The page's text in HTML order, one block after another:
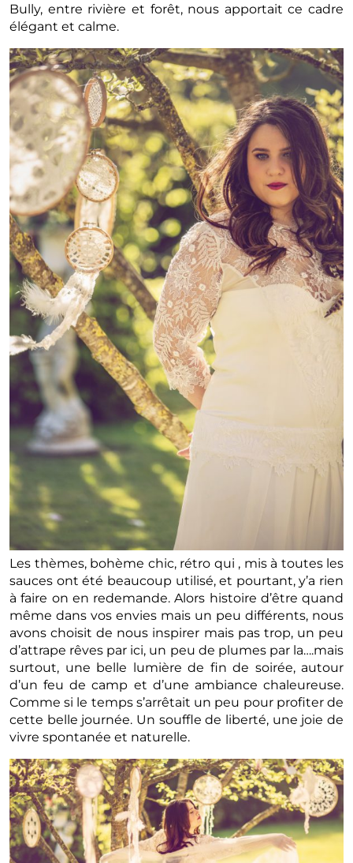
Bully, entre rivière et forêt, nous apportait ce cadre
élégant et calme.
Les thèmes, bohème chic, rétro qui , mis à toutes les
sauces ont été beaucoup utilisé, et pourtant, y’a rien
à faire on en redemande. Alors histoire d’être quand
même dans vos envies mais un peu différents, nous
avons choisit de nous inspirer mais pas trop, un peu
d’attrape rêves par ici, un peu de plumes par la….mais
surtout, une belle lumière de fin de soirée, autour
d’un feu de camp et d’une ambiance chaleureuse.
Comme si le temps s’arrêtait un peu pour profiter de
cette belle journée. Un souffle de liberté, une joie de
vivre spontanée et naturelle.